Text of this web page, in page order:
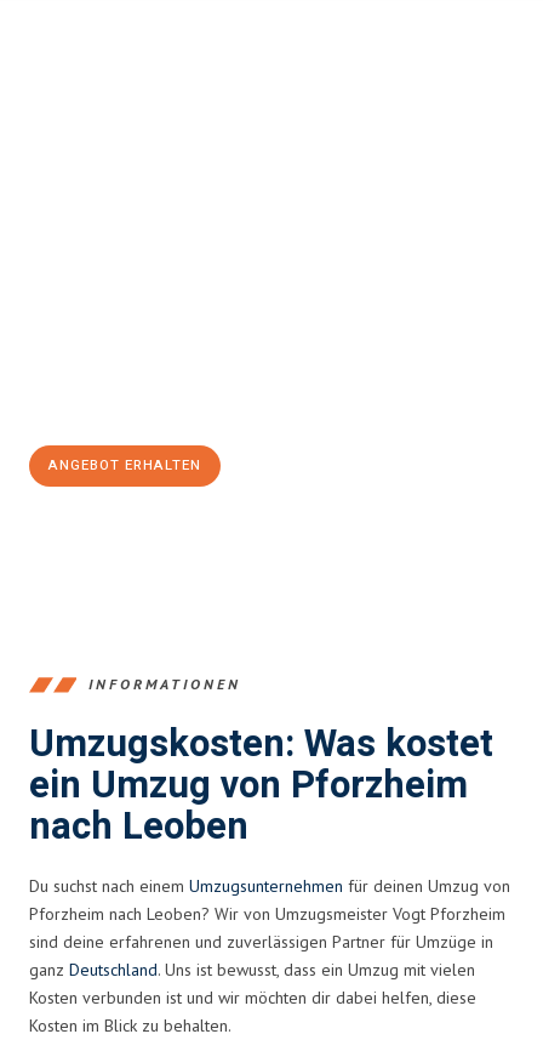
ANGEBOT ERHALTEN
INFORMATIONEN
Umzugskosten: Was kostet
ein Umzug von Pforzheim
nach Leoben
Du suchst nach einem Umzugsunternehmen für deinen Umzug von
Pforzheim nach Leoben? Wir von Umzugsmeister Vogt Pforzheim
sind deine erfahrenen und zuverlässigen Partner für Umzüge in
ganz Deutschland. Uns ist bewusst, dass ein Umzug mit vielen
Kosten verbunden ist und wir möchten dir dabei helfen, diese
Kosten im Blick zu behalten.